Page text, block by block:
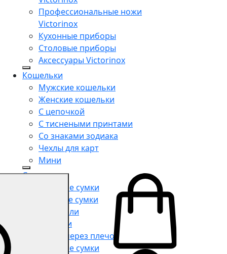
Профессиональные ножи
Victorinox
Кухонные приборы
Столовые приборы
Аксессуары Victorinox
Кошельки
Мужские кошельки
Женские кошельки
С цепочкой
С тиснеными принтами
Со знаками зодиака
Чехлы для карт
Мини
Сумки
Мужские сумки
Женские сумки
Портфели
Рюкзаки
Сумки через плечо
Поясные сумки